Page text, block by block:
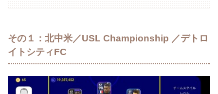
その１：北中米／USL Championship ／デトロ
イトシティFC